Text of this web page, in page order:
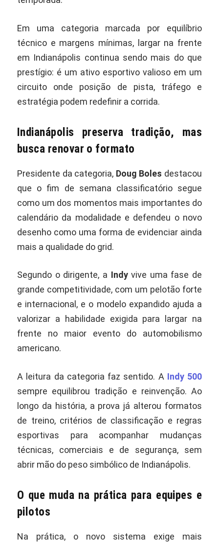
Em uma categoria marcada por equilíbrio
técnico e margens mínimas, largar na frente
em Indianápolis continua sendo mais do que
prestígio: é um ativo esportivo valioso em um
circuito onde posição de pista, tráfego e
estratégia podem redefinir a corrida.
Indianápolis preserva tradição, mas
busca renovar o formato
Presidente da categoria, Doug Boles destacou
que o fim de semana classificatório segue
como um dos momentos mais importantes do
calendário da modalidade e defendeu o novo
desenho como uma forma de evidenciar ainda
mais a qualidade do grid.
Segundo o dirigente, a Indyvive uma fase de
grande competitividade, com um pelotão forte
e internacional, e o modelo expandido ajuda a
valorizar a habilidade exigida para largar na
frente no maior evento do automobilismo
americano.
A leitura da categoria faz sentido. A Indy 500
sempre equilibrou tradição e reinvenção. Ao
longo da história, a prova já alterou formatos
de treino, critérios de classificação e regras
esportivas para acompanhar mudanças
técnicas, comerciais e de segurança, sem
abrir mão do peso simbólico de Indianápolis.
O que muda na prática para equipes e
pilotos
Na prática, o novo sistema exige mais